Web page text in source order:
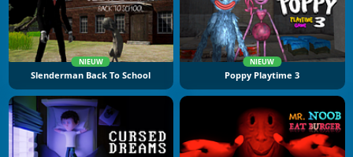
NIEUW
Slenderman Back To School
NIEUW
Poppy Playtime 3